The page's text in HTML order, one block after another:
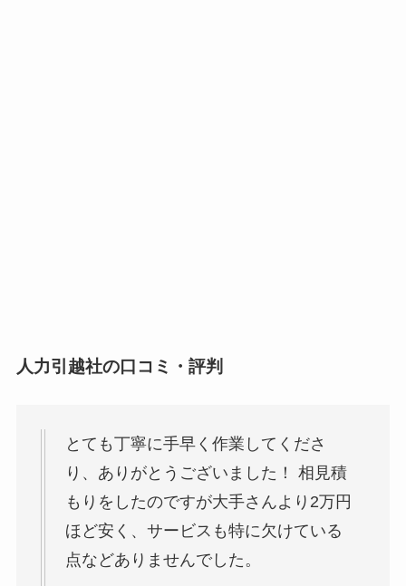
人力引越社の口コミ・評判
とても丁寧に手早く作業してくださ
り、ありがとうございました！ 相見積
もりをしたのですが大手さんより2万円
ほど安く、サービスも特に欠けている
点などありませんでした。